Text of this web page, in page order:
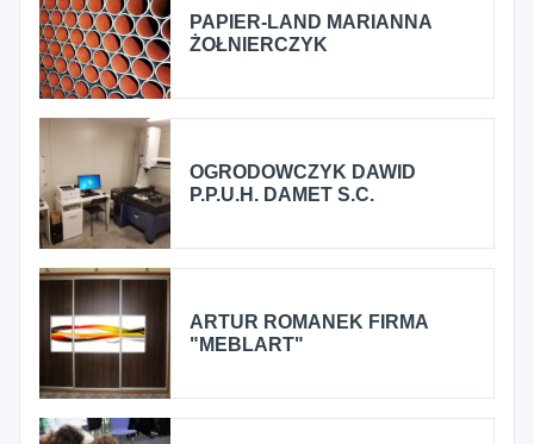
PAPIER-LAND MARIANNA
ŻOŁNIERCZYK
OGRODOWCZYK DAWID
P.P.U.H. DAMET S.C.
ARTUR ROMANEK FIRMA
"MEBLART"